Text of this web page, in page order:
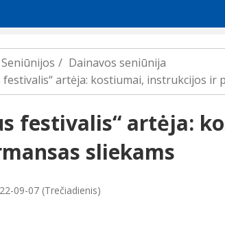
Seniūnijos
Dainavos seniūnija
festivalis“ artėja: kostiumai, instrukcijos ir
festivalis“ artėja:
sliekams
09-07 (Trečiadienis)